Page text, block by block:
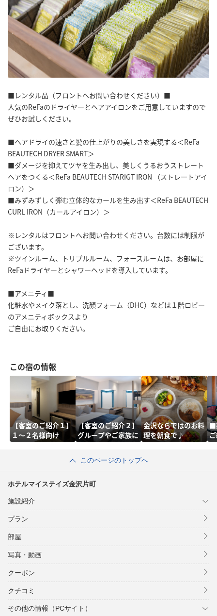
■レンタル品（フロントへお問い合わせください）■
人気のReFaのドライヤーとヘアアイロンをご用意していますので
ぜひお試しください。
■ヘアドライの速さと髪の仕上がりの美しさを実現する＜ReFa
BEAUTECH DRYER SMART＞
■ダメージを抑えてツヤを生み出し、美しくうるおうストレート
ヘアをつくる＜ReFa BEAUTECH STARIGT IRON （ストレートアイ
ロン）＞
■みずみずしく弾む立体的なカールを生み出す＜ReFa BEAUTECH
CURL IRON（カールアイロン）＞
※レンタルはフロントへお問い合わせください。台数には制限が
ございます。
※ツインルーム、トリプルルーム、フォースルームは、お部屋に
ReFaドライヤーとシャワーヘッドを導入しています。
■アメニティ■
化粧水やメイク落とし、洗顔フォーム（DHC）などは１階ロビー
のアメニティボックスより
ご自由にお取りください。
この宿の情報
【客室のご紹介１】
１～２名様向け
【客室のご紹介２】
グループやご家族に
金沢ならではのお料
理を朝食で♪
■
このページのトップへ
ホテルマイステイズ金沢片町
施設紹介
プラン
部屋
写真・動画
クーポン
クチコミ
その他の情報（PCサイト）